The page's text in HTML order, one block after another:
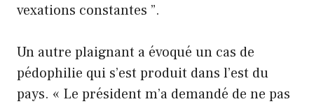
vexations constantes ”.
Un autre plaignant a évoqué un cas de
pédophilie qui s’est produit dans l’est du
pays. « Le président m’a demandé de ne pas